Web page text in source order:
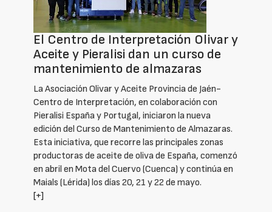
El Centro de Interpretación Olivar y
Aceite y Pieralisi dan un curso de
mantenimiento de almazaras
La Asociación Olivar y Aceite Provincia de Jaén-
Centro de Interpretación, en colaboración con
Pieralisi España y Portugal, iniciaron la nueva
edición del Curso de Mantenimiento de Almazaras.
Esta iniciativa, que recorre las principales zonas
productoras de aceite de oliva de España, comenzó
en abril en Mota del Cuervo (Cuenca) y continúa en
Maials (Lérida) los días 20, 21 y 22 de mayo.
[+]